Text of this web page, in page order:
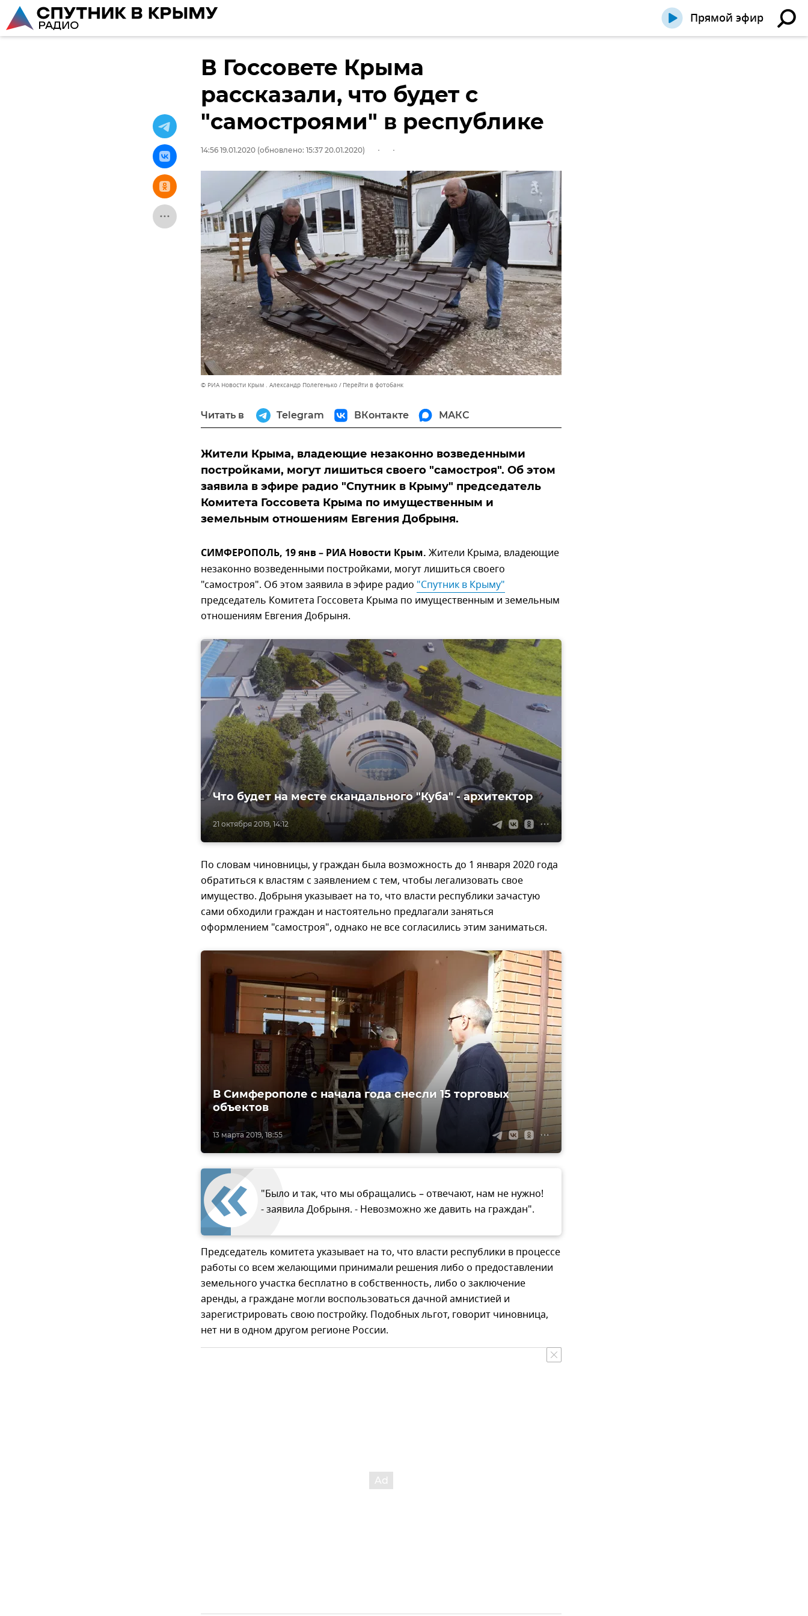
Прямой эфир
В Госсовете Крыма
рассказали, что будет с
"самостроями" в республике
14:56 19.01.2020 (обновлено: 15:37 20.01.2020)
© РИА Новости Крым . Александр Полегенько Перейти в фотобанк
Читать в Telegram ВКонтакте МАКС
Жители Крыма, владеющие незаконно возведенными
постройками, могут лишиться своего "самостроя". Об этом
заявила в эфире радио "Спутник в Крыму" председатель
Комитета Госсовета Крыма по имущественным и
земельным отношениям Евгения Добрыня.
СИМФЕРОПОЛЬ, 19 янв – РИА Новости Крым. Жители Крыма, владеющие
незаконно возведенными постройками, могут лишиться своего
"самостроя". Об этом заявила в эфире радио "Спутник в Крыму"
председатель Комитета Госсовета Крыма по имущественным и земельным
отношениям Евгения Добрыня.
21 октября 2019, 14:12
Что будет на месте скандального "Куба" - архитектор
По словам чиновницы, у граждан была возможность до 1 января 2020 года
обратиться к властям с заявлением с тем, чтобы легализовать свое
имущество. Добрыня указывает на то, что власти республики зачастую
сами обходили граждан и настоятельно предлагали заняться
оформлением "самостроя", однако не все согласились этим заниматься.
13 марта 2019, 18:55
В Симферополе с начала года снесли 15 торговых
объектов
"Было и так, что мы обращались – отвечают, нам не нужно!
- заявила Добрыня. - Невозможно же давить на граждан".
Председатель комитета указывает на то, что власти республики в процессе
работы со всем желающими принимали решения либо о предоставлении
земельного участка бесплатно в собственность, либо о заключение
аренды, а граждане могли воспользоваться дачной амнистией и
зарегистрировать свою постройку. Подобных льгот, говорит чиновница,
нет ни в одном другом регионе России.